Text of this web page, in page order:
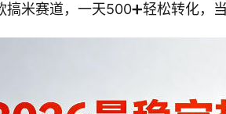
米赛道，一天500➕轻松转化，